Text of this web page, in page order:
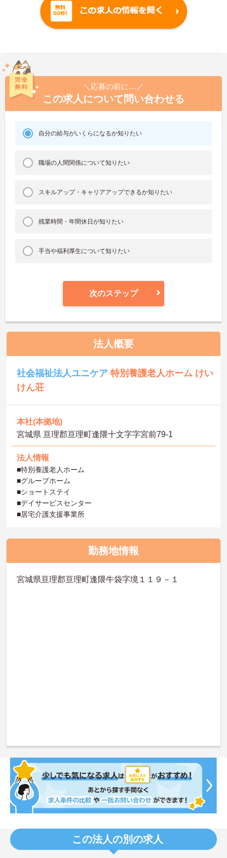
＼応募の前に…／
この求人について問い合わせる
自分の給与がいくらになるか知りたい
職場の人間関係について知りたい
スキルアップ・キャリアアップできるか知りたい
残業時間・年間休日が知りたい
手当や福利厚生について知りたい
次のステップ
法人概要
社会福祉法人ユニケア特別養護老人ホーム けい
けん荘
本社(本拠地)
宮城県 亘理郡亘理町逢隈十文字字宮前79-1
法人情報
■特別養護老人ホーム
■グループホーム
■ショートステイ
■デイサービスセンター
■居宅介護支援事業所
勤務地情報
宮城県亘理郡亘理町逢隈牛袋字境１１９－１
この法人の別の求人